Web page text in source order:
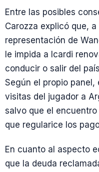
Entre las posibles
Carozza explicó que,
representación de
le impida a Icardi
conducir o salir del
Según el propio
visitas del jugador a
salvo que el
que regularice los
En cuanto al aspecto
que la deuda